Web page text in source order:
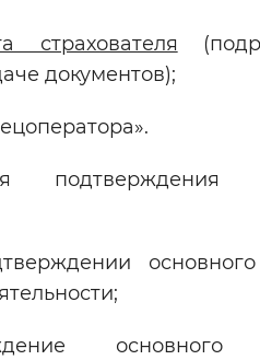
страхователя
документов);
подтверждения